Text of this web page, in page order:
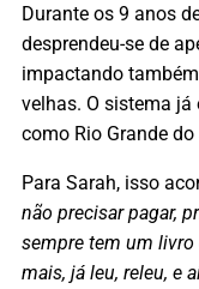
Durante os 9 anos
desprendeu-se de
impactando
velhas. O sistema já
como Rio Grande
Para Sarah, isso
não precisar pagar,
sempre tem um livro
mais, já leu, releu, e